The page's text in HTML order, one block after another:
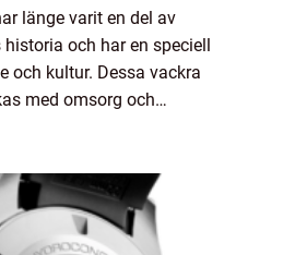
länge varit en del av
och har en speciell
och kultur. Dessa vackra
med omsorg och